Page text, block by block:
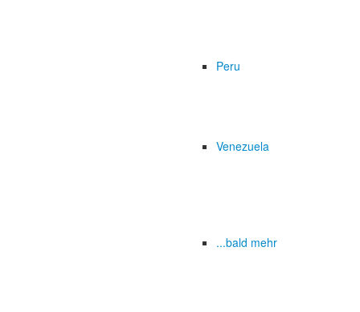
Peru
Venezuela
...bald mehr